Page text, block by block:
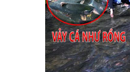
July 9,
Bảng giá
Siêu Rẻ
đỉnh